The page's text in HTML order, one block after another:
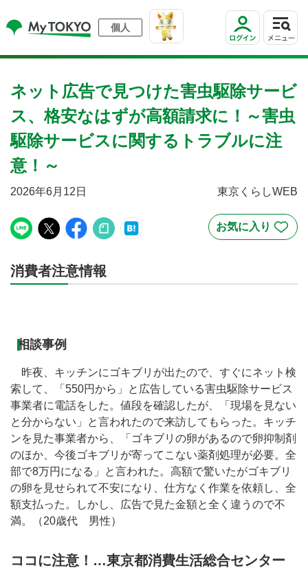
個人
ネット広告で見つけた害虫駆除サービ
ス、格安なはずが高額請求に！～害虫
駆除サービスに関するトラブルに注
意！～
2026年6月12日 東京くらしWEB
消費者注意情報
相談事例
昨夜、キッチンにゴキブリが出たので、すぐにネット検
索して、「550円から」と広告している害虫駆除サービス
事業者に電話をした。値段を確認したが、「現場を見ない
と分からない」と言われたので来訪してもらった。キッチ
ンを見た事業者から、「ゴキブリの卵があるので卵抑制剤
のほか、今後ゴキブリが寄ってこない薬剤処理が必要。全
部で8万円になる」と言われた。高額で驚いたがゴキブリ
の卵を見せられて不安になり、仕方なく作業を依頼し、全
額支払った。しかし、広告で見た金額と全く違うので不
満。（20歳代 男性）
ココに注意！…東京都消費生活総合センター